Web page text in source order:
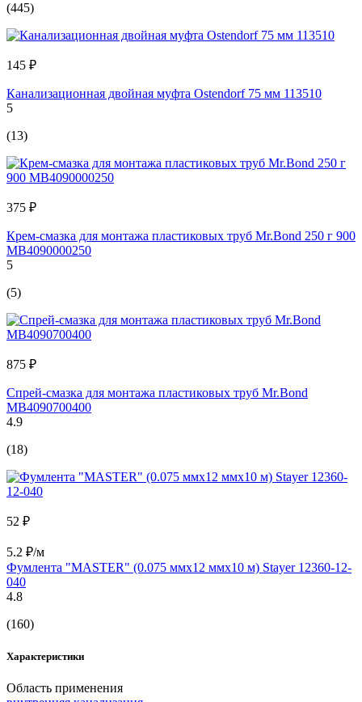
(445)
145 ₽
Канализационная двойная муфта Ostendorf 75 мм 113510
5
(13)
375 ₽
Крем-смазка для монтажа пластиковых труб Mr.Bond 250 г 900
MB4090000250
5
(5)
875 ₽
Спрей-смазка для монтажа пластиковых труб Mr.Bond
MB4090700400
4.9
(18)
52 ₽
5.2 ₽/м
Фумлента "MASTER" (0.075 ммх12 ммх10 м) Stayer 12360-12-
040
4.8
(160)
Характеристики
Область применения